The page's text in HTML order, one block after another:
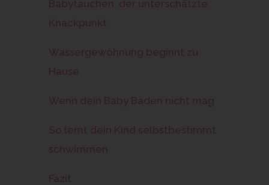
Babytauchen, der unterschätzte
Knackpunkt
Wassergewöhnung beginnt zu
Hause
Wenn dein Baby Baden nicht mag
So lernt dein Kind selbstbestimmt
schwimmen
Fazit